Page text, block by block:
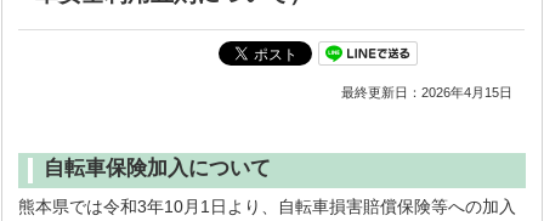
最終更新日：2026年4月15日
自転車保険加入について
熊本県では令和3年10月1日より、自転車損害賠償保険等への加入